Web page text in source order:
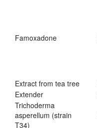
Famoxadone
Extract from tea tree
Extender
Trichoderma
asperellum (strain
T34)